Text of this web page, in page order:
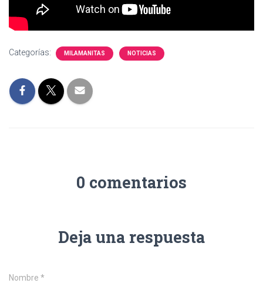
Categorías: MILAMANITAS NOTICIAS
0 comentarios
Deja una respuesta
Nombre *